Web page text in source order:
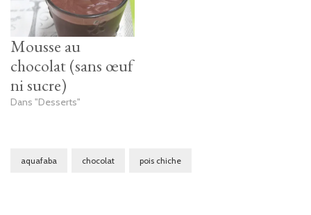
Mousse au
chocolat (sans œuf
ni sucre)
Dans "Desserts"
aquafaba chocolat pois chiche